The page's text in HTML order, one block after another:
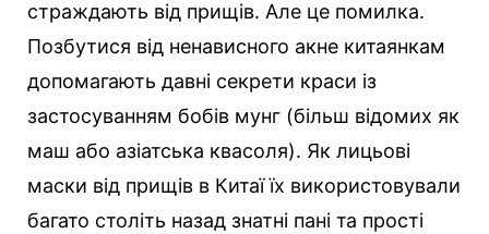
страждають від прищів. Але це помилка.
Позбутися від ненависного акне китаянкам
допомагають давні секрети краси із
застосуванням бобів мунг (більш відомих як
маш або азіатська квасоля). Як лицьові
маски від прищів в Китаї їх використовували
багато століть назад знатні пані та прості